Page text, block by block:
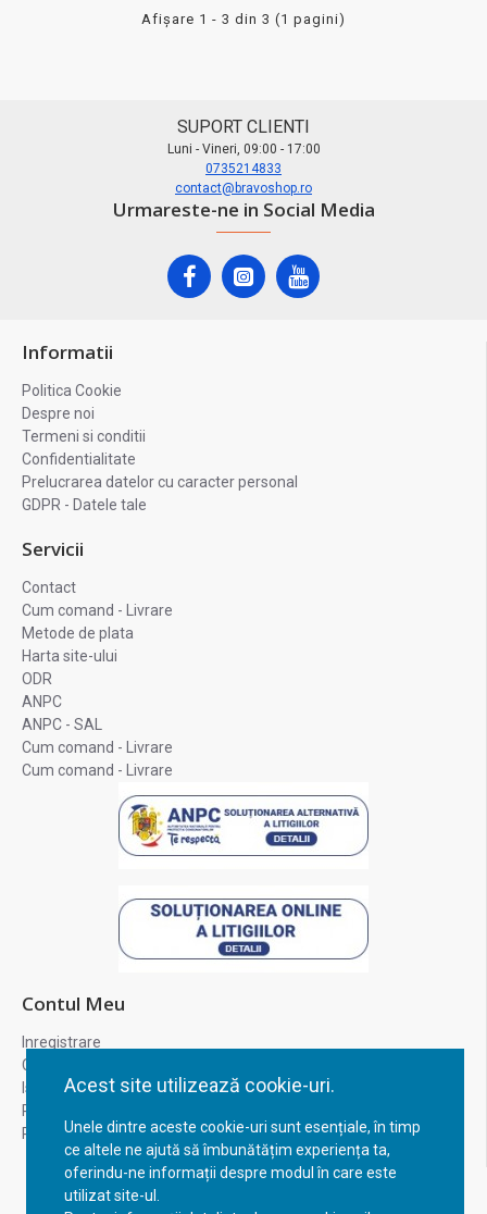
Acest site utilizează cookie-uri.
Unele dintre aceste cookie-uri sunt esențiale, în timp
ce altele ne ajută să îmbunătățim experiența ta,
oferindu-ne informații despre modul în care este
utilizat site-ul.
Afişare 1 - 3 din 3 (1 pagini)
SUPORT CLIENTI
Luni - Vineri, 09:00 - 17:00
0735214833
contact@bravoshop.ro
Urmareste-ne in Social Media
Informatii
Politica Cookie
Despre noi
Termeni si conditii
Confidentialitate
Prelucrarea datelor cu caracter personal
GDPR - Datele tale
Servicii
Contact
Cum comand - Livrare
Metode de plata
Harta site-ului
ODR
ANPC
ANPC - SAL
Cum comand - Livrare
Cum comand - Livrare
Contul Meu
Inregistrare
Contul meu
Istoric comenzi
Recuperare parola
Returnare produs